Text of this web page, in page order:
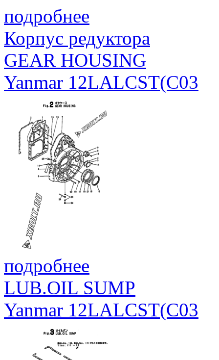
подробнее
Корпус редуктора
GEAR HOUSING
Yanmar 12LALCST(C03
подробнее
LUB.OIL SUMP
Yanmar 12LALCST(C03